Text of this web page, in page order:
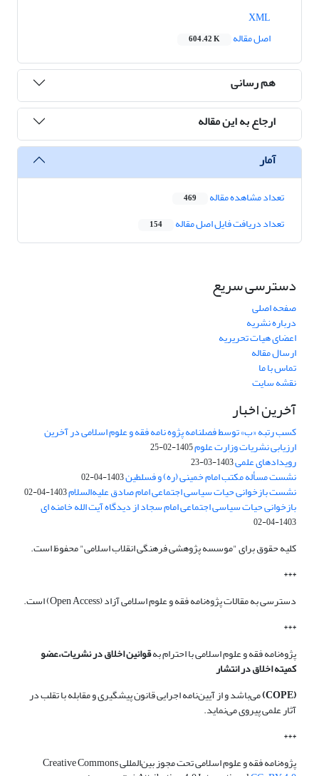
اصل مقاله
604.42 K
هم رسانی
ارجاع به این مقاله
آمار
تعداد مشاهده مقاله 469
تعداد دریافت فایل اصل مقاله 154
دسترسی سریع
صفحه اصلی
درباره نشریه
اعضای هیات تحریریه
ارسال مقاله
تماس با ما
نقشه سایت
آخرین اخبار
کسب رتبه «ب» توسط فصلنامه پژوه نامه فقه و علوم اسلامی در آخرین
ارزیابی نشریات وزارت علوم1405-02-25
رویدادهای علمی1403-03-23
نشست مسأله مکتب امام خمینی (ره) و فسلطین1403-04-02
نشست بازخوانی حیات سیاسی اجتماعی امام صادق علیه‌السلام1403-04-02
بازخوانی حیات سیاسی اجتماعی امام سجاد از دیدگاه آیت الله خامنه ای
1403-04-02
کلیه حقوق برای "موسسه پژوهشی فرهنگی انقلاب اسلامی" محفوظ است.
***
دسترسی به مقالات پژوه‌نامه فقه و علوم اسلامی آزاد (Open Access) است.
***
پژوه‌نامه فقه و علوم اسلامی با احترام بهقوانین اخلاق در نشریات،عضو
کمیته اخلاق در انتشار
(COPE)
می‌باشد و از آیین‌نامه اجرایی قانون پیشگیری و مقابله با تقلب در
آثار علمی پیروی می‌نماید.
***
پژوه‌نامه فقه و علوم اسلامی تحت مجوز بین‌المللی Creative Commons